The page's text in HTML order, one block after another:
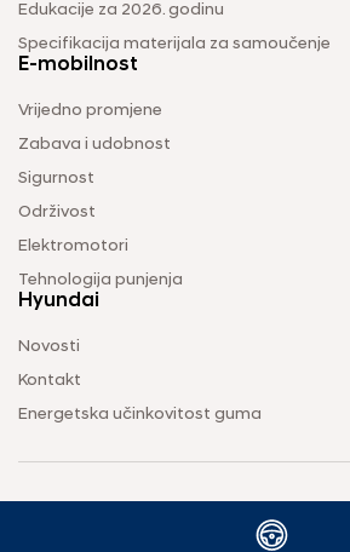
Edukacije za 2026. godinu
Specifikacija materijala za samoučenje
E-mobilnost
Vrijedno promjene
Zabava i udobnost
Sigurnost
Održivost
Elektromotori
Tehnologija punjenja
Hyundai
Novosti
Kontakt
Energetska učinkovitost guma
2026 © OMEGA AUTO d.o.o. Sva prava pridržana